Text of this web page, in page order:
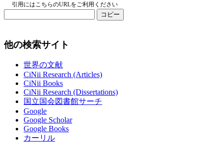
引用にはこちらのURLをご利用ください
コピー
他の検索サイト
世界の文献
CiNii Research (Articles)
CiNii Books
CiNii Research (Dissertations)
国立国会図書館サーチ
Google
Google Scholar
Google Books
カーリル